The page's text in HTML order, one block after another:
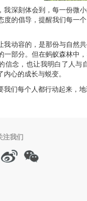
我深刻体会到，每一份微
度的倡导，提醒我们每一
我动容的，是那份与自然
一部分。但在蚂蚁森林中
信念，也让我明白了人与
心的成长与蜕变。
我们每个人都行动起来，
注我们